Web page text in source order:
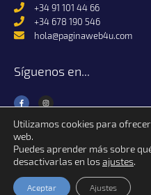
+34 91 101 44 66
+34 678 190 546
hola@paginaweb4u.com
Síguenos en...
Página Web 4U © 2024 Alfa
Condiciones de uso,
Utilizamos cookies para
web.
Puedes aprender más sobre
desactivarlas en losajustes.
Aceptar Ajustes